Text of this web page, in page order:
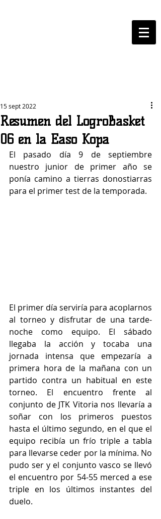
Resumen del LogroBasket
06 en la Easo Kopa
15 sept 2022
El pasado día 9 de septiembre
nuestro junior de primer año se
ponía camino a tierras donostiarras
para el primer test de la temporada.
El primer día serviría para acoplarnos
al torneo y disfrutar de una tarde-
noche como equipo. El sábado
llegaba la acción y tocaba una
jornada intensa que empezaría a
primera hora de la mañana con un
partido contra un habitual en este
torneo. El encuentro frente al
conjunto de JTK Vitoria nos llevaría a
soñar con los primeros puestos
hasta el último segundo, en el que el
equipo recibía un frío triple a tabla
para llevarse ceder por la mínima. No
pudo ser y el conjunto vasco se llevó
el encuentro por 54-55 merced a ese
triple en los últimos instantes del
duelo.